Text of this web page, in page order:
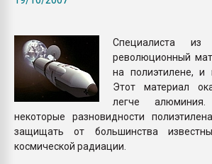
Специалиста из
революционный
на полиэтилене, и
Этот материал
легче
некоторые разновидности
защищать от большинства
космической радиации.